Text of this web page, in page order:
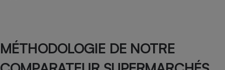
MÉTHODOLOGIE DE NOTRE